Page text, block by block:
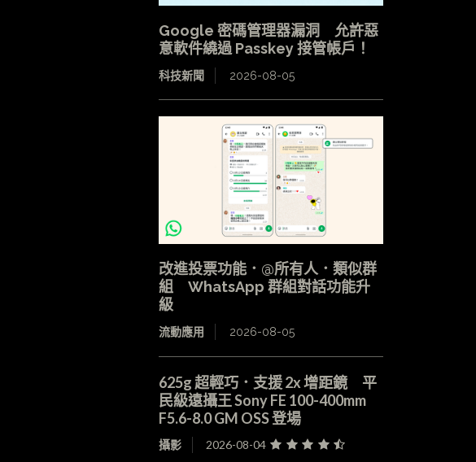
Google 密碼管理器漏洞 允許惡
意軟件繞過 Passkey 接管帳戶！
科技新聞 2026-08-05
改進投票功能．@所有人．類似群
組 WhatsApp 群組對話功能升
級
流動應用 2026-08-05
625g 超輕巧．支援 2x 增距鏡 平
民級遠攝王 Sony FE 100-400mm
F5.6-8.0 GM OSS 登場
攝影 2026-08-04